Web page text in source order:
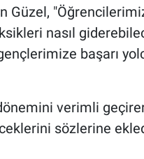
Güzel,
nasıl
başarı
verimli
sözlerine